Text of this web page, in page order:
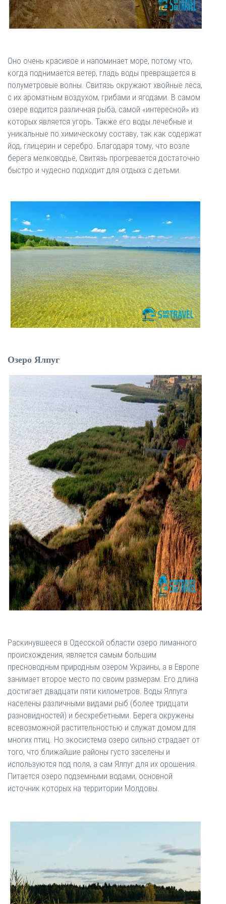
Оно очень красивое и напоминает море, потому что,
когда поднимается ветер, гладь воды превращается в
полуметровые волны. Свитязь окружают хвойные леса,
с их ароматным воздухом, грибами и ягодами. В самом
озере водится различная рыба, самой «интересной» из
которых является угорь. Также его воды лечебные и
уникальные по химическому составу, так как содержат
йод, глицерин и серебро. Благодаря тому, что возле
берега мелководье, Свитязь прогревается достаточно
быстро и чудесно подходит для отдыха с детьми.
Озеро Ялпуг
Раскинувшееся в Одесской области озеро лиманного
происхождения, является самым большим
пресноводным природным озером Украины, а в Европе
занимает второе место по своим размерам. Его длина
достигает двадцати пяти километров. Воды Ялпуга
населены различными видами рыб (более тридцати
разновидностей) и бесхребетными. Берега окружены
всевозможной растительностью и служат домом для
многих птиц. Но экосистема озеро сильно страдает от
того, что ближайшие районы густо заселены и
используются под поля, а сам Ялпуг для их орошения.
Питается озеро подземными водами, основной
источник которых на территории Молдовы.